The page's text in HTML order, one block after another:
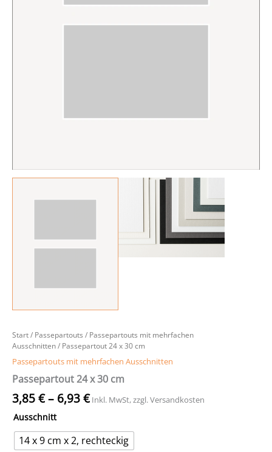
Start/ Passepartouts / Passepartouts mit mehrfachen
Ausschnitten/ Passepartout 24 x 30 cm
Passepartouts mit mehrfachen Ausschnitten
Passepartout 24 x 30 cm
3,85€– 6,93€ Inkl. MwSt, zzgl. Versandkosten
Ausschnitt
14 x 9 cm x 2, rechteckig